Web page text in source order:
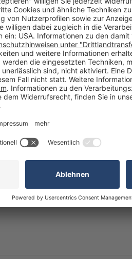
außen auf Glas klebend"? Wir haben
Alternativ